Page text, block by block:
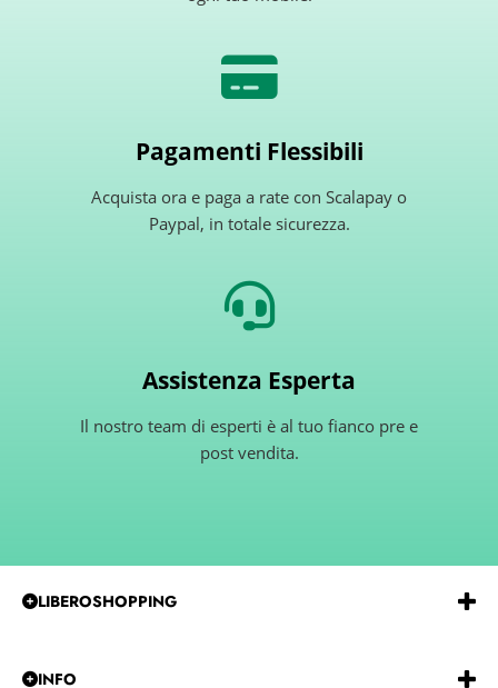
Pagamenti Flessibili
Acquista ora e paga a rate con Scalapay o
Paypal, in totale sicurezza.
Assistenza Esperta
Il nostro team di esperti è al tuo fianco pre e
post vendita.
LIBEROSHOPPING
REA:BA-585915
INFO